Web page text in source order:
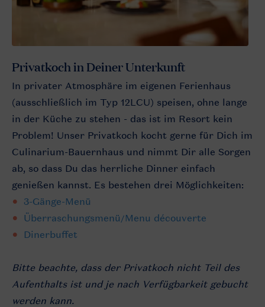
Privatkoch in Deiner Unterkunft
In privater Atmosphäre im eigenen Ferienhaus
(ausschließlich im Typ 12LCU) speisen, ohne lange
in der Küche zu stehen - das ist im Resort kein
Problem! Unser Privatkoch kocht gerne für Dich im
Culinarium-Bauernhaus und nimmt Dir alle Sorgen
ab, so dass Du das herrliche Dinner einfach
genießen kannst. Es bestehen drei Möglichkeiten:
3-Gänge-Menü
Überraschungsmenü/Menu découverte
Dinerbuffet
Bitte beachte, dass der Privatkoch nicht Teil des
Aufenthalts ist und je nach Verfügbarkeit gebucht
werden kann.